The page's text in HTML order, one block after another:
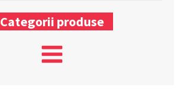
Categorii produse